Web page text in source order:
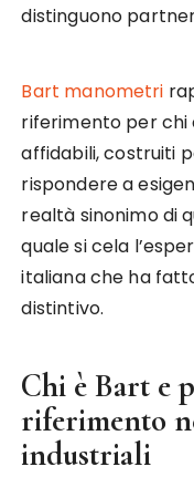
distinguono
Bart manometri
riferimento per chi
affidabili, costruiti
rispondere a
realtà sinonimo di
quale si cela
italiana che ha
distintivo.
Chi è Bart e
riferimento
industriali